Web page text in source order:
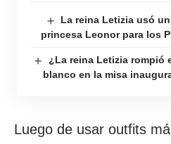
La reina Letizia usó
princesa Leonor para los
¿La reina Letizia rompió
blanco en la misa
Luego de usar outfits